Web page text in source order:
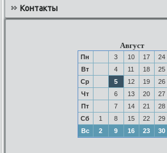
Контакты
Август
Пн 3 10 17 24
Вт
4 11 18
25
Ср
5 12 19
26
Чт
6 13 20
27
Пт
7 14 21
28
Сб
1 8 15 22
29
Вс
2 9 16 23 30